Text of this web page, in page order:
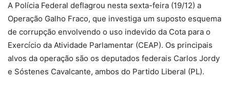
A Polícia Federal deflagrou nesta sexta-feira (19/12) a
Operação Galho Fraco, que investiga um suposto esquema
de corrupção envolvendo o uso indevido da Cota para o
Exercício da Atividade Parlamentar (CEAP). Os principais
alvos da operação são os deputados federais Carlos Jordy
e Sóstenes Cavalcante, ambos do Partido Liberal (PL).